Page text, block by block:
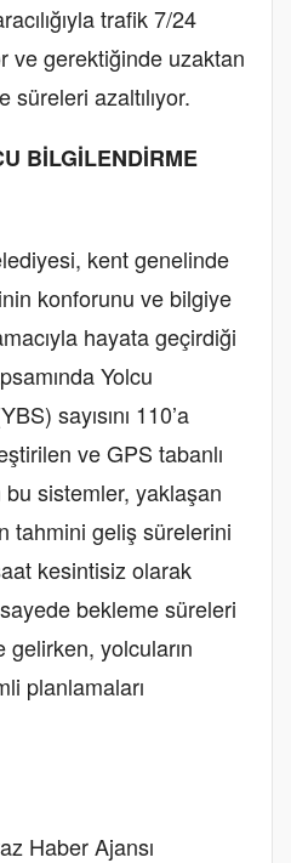
trafik 7/24
ve gerektiğinde uzaktan
azaltılıyor.
BİLGİLENDİRME
kent genelinde
konforunu ve bilgiye
hayata geçirdiği
Yolcu
sayısını 110’a
ve GPS tabanlı
sistemler, yaklaşan
tahmini geliş sürelerini
kesintisiz olarak
bekleme süreleri
yolcuların
planlamaları
Haber Ajansı